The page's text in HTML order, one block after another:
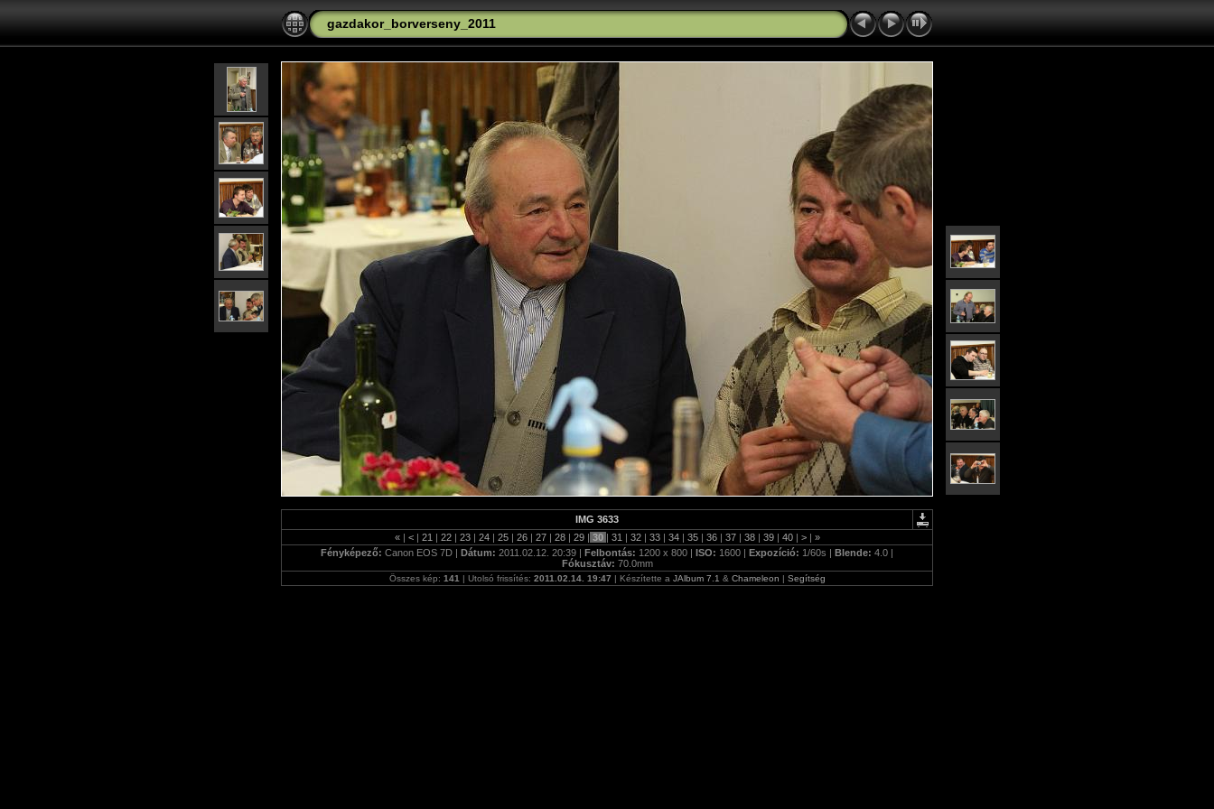
gazdakor_borverseny_2011
IMG 3633
« | < | 21 | 22 | 23 | 24 | 25 | 26 | 27 | 28 | 29 | 30 | 31 | 32 | 33 | 34 | 35 | 36 | 37 | 38 | 39 | 40 | > | »
Fényképező: Canon EOS 7D | Dátum: 2011.02.12. 20:39 | Felbontás: 1200 x 800 | ISO: 1600 | Expozíció: 1/60s | Blende: 4.0 |
Fókusztáv: 70.0mm
Összes kép: 141 | Utolsó frissítés: 2011.02.14. 19:47 | Készítette a JAlbum 7.1 & Chameleon | Segítség